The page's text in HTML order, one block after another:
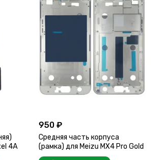
4A
950 ₽
Средняя часть корпуса
(рамка) для Meizu MX4 Pro Gold